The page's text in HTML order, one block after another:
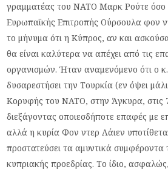
γραμματέας του ΝΑΤΟ Μαρκ Ρούτε όσο
Ευρωπαϊκής Επιτροπής Ούρσουλα φον
το μήνυμα ότι η Κύπρος, αν και
θα είναι καλύτερα να απέχει από τις
οργανισμών. Ήταν αναμενόμενο ότι ο
δυσαρεστήσει την Τουρκία (εν όψει
Κορυφής του ΝΑΤΟ, στην Άγκυρα, στις
διεξάγοντας οποιεσδήποτε επαφές με
αλλά η κυρία Φον ντερ Λάιεν
προστατεύσει τα αμυντικά συμφέροντα
κυπριακής προεδρίας. Το ίδιο,